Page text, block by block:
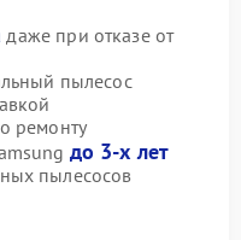
даже при отказе от
пылесос
ремонту
до 3-х лет
пылесосов